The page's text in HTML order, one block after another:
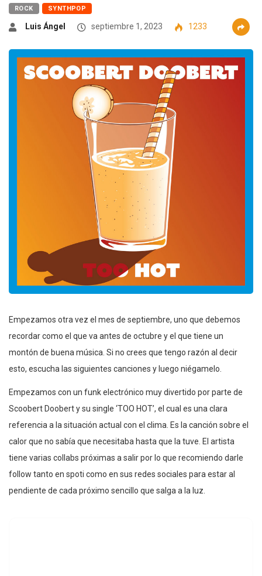
ROCK SYNTHPOP
Luis Ángel septiembre 1, 2023 1233
Empezamos otra vez el mes de septiembre, uno que debemos
recordar como el que va antes de octubre y el que tiene un
montón de buena música. Si no crees que tengo razón al decir
esto, escucha las siguientes canciones y luego niégamelo.
Empezamos con un funk electrónico muy divertido por parte de
Scoobert Doobert y su single ‘TOO HOT’, el cual es una clara
referencia a la situación actual con el clima. Es la canción sobre el
calor que no sabía que necesitaba hasta que la tuve. El artista
tiene varias collabs próximas a salir por lo que recomiendo darle
follow tanto en spoti como en sus redes sociales para estar al
pendiente de cada próximo sencillo que salga a la luz.